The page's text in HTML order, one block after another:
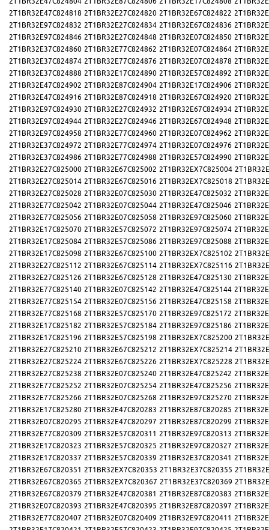
2T1BR32E47C824818 2T1BR32E27C824820 2T1BR32E67C824822
2T1BR32E97C824832 2T1BR32E27C824834 2T1BR32E67C824836
2T1BR32E97C824846 2T1BR32E27C824848 2T1BR32E07C824850
2T1BR32E37C824860 2T1BR32E77C824862 2T1BR32E07C824864
2T1BR32E37C824874 2T1BR32E77C824876 2T1BR32E07C824878
2T1BR32E37C824888 2T1BR32E17C824890 2T1BR32E57C824892
2T1BR32E47C824902 2T1BR32E87C824904 2T1BR32E17C824906
2T1BR32E47C824916 2T1BR32E87C824918 2T1BR32E67C824920
2T1BR32E97C824930 2T1BR32E27C824932 2T1BR32E67C824934
2T1BR32E97C824944 2T1BR32E27C824946 2T1BR32E67C824948
2T1BR32E97C824958 2T1BR32E77C824960 2T1BR32E07C824962
2T1BR32E37C824972 2T1BR32E77C824974 2T1BR32E07C824976
2T1BR32E37C824986 2T1BR32E77C824988 2T1BR32E57C824990
2T1BR32E27C825000 2T1BR32E67C825002 2T1BR32EX7C825004
2T1BR32E27C825014 2T1BR32E67C825016 2T1BR32EX7C825018
2T1BR32E27C825028 2T1BR32E07C825030 2T1BR32E47C825032
2T1BR32E77C825042 2T1BR32E07C825044 2T1BR32E47C825046
2T1BR32E77C825056 2T1BR32E07C825058 2T1BR32E97C825060
2T1BR32E17C825070 2T1BR32E57C825072 2T1BR32E97C825074
2T1BR32E17C825084 2T1BR32E57C825086 2T1BR32E97C825088
2T1BR32E17C825098 2T1BR32E67C825100 2T1BR32EX7C825102
2T1BR32E27C825112 2T1BR32E67C825114 2T1BR32EX7C825116
2T1BR32E27C825126 2T1BR32E67C825128 2T1BR32E47C825130
2T1BR32E77C825140 2T1BR32E07C825142 2T1BR32E47C825144
2T1BR32E77C825154 2T1BR32E07C825156 2T1BR32E47C825158
2T1BR32E77C825168 2T1BR32E57C825170 2T1BR32E97C825172
2T1BR32E17C825182 2T1BR32E57C825184 2T1BR32E97C825186
2T1BR32E17C825196 2T1BR32E57C825198 2T1BR32EX7C825200
2T1BR32E27C825210 2T1BR32E67C825212 2T1BR32EX7C825214
2T1BR32E27C825224 2T1BR32E67C825226 2T1BR32EX7C825228
2T1BR32E27C825238 2T1BR32E07C825240 2T1BR32E47C825242
2T1BR32E77C825252 2T1BR32E07C825254 2T1BR32E47C825256
2T1BR32E77C825266 2T1BR32E07C825268 2T1BR32E97C825270
2T1BR32E17C825280 2T1BR32E47C820283 2T1BR32E87C820285
2T1BR32E07C820295 2T1BR32E47C820297 2T1BR32E87C820299
2T1BR32E77C820309 2T1BR32E57C820311 2T1BR32E97C820313
2T1BR32E17C820323 2T1BR32E57C820325 2T1BR32E97C820327
2T1BR32E17C820337 2T1BR32E57C820339 2T1BR32E37C820341
2T1BR32E67C820351 2T1BR32EX7C820353 2T1BR32E37C820355
2T1BR32E67C820365 2T1BR32EX7C820367 2T1BR32E37C820369
2T1BR32E67C820379 2T1BR32E47C820381 2T1BR32E87C820383
2T1BR32E07C820393 2T1BR32E47C820395 2T1BR32E87C820397
2T1BR32E77C820407 2T1BR32E07C820409 2T1BR32E97C820411